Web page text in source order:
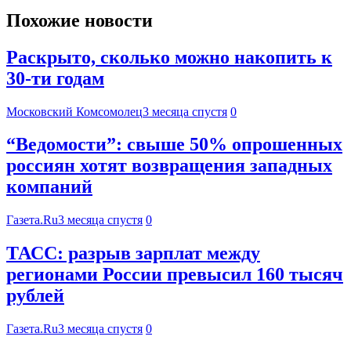
Похожие новости
Раскрыто, сколько можно накопить к
30-ти годам
Московский Комсомолец3 месяца спустя 0
“Ведомости”: свыше 50% опрошенных
россиян хотят возвращения западных
компаний
Газета.Ru3 месяца спустя 0
ТАСС: разрыв зарплат между
регионами России превысил 160 тысяч
рублей
Газета.Ru3 месяца спустя 0